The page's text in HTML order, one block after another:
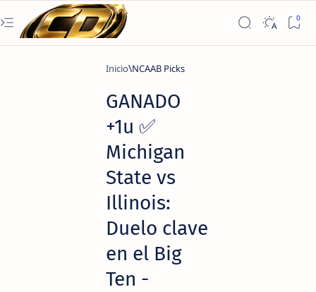
Inicio NCAAB Picks
GANADO
+1u ✅
Michigan
State vs
Illinois:
Duelo clave
en el Big
Ten -